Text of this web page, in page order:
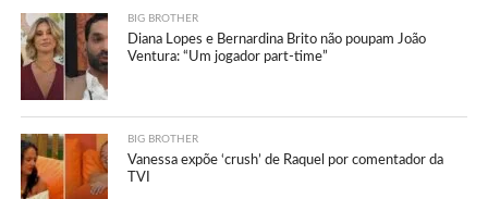
BIG BROTHER
Diana Lopes e Bernardina Brito não poupam João
Ventura: “Um jogador part-time”
BIG BROTHER
Vanessa expõe ‘crush’ de Raquel por comentador da
TVI